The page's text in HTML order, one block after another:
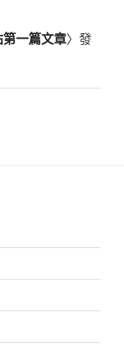
一篇文章〉發